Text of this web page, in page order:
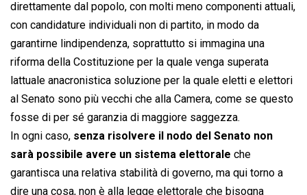
direttamente dal popolo, con molti meno componenti attuali,
con candidature individuali non di partito, in modo da
garantirne lindipendenza, soprattutto si immagina una
riforma della Costituzione per la quale venga superata
lattuale anacronistica soluzione per la quale eletti e elettori
al Senato sono più vecchi che alla Camera, come se questo
fosse di per sé garanzia di maggiore saggezza.
In ogni caso, senza risolvere il nodo del Senato non
sarà possibile avere un sistema elettorale che
garantisca una relativa stabilità di governo, ma qui torno a
dire una cosa, non è alla legge elettorale che bisogna